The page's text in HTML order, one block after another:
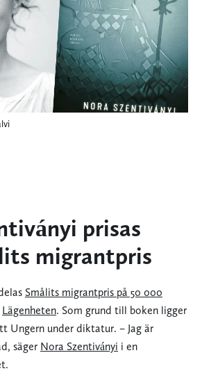
prisas
migrantpris
Smålits migrantpris på 50 000
Lägenheten. Som grund till boken ligger
Ungern under diktatur. – Jag är
säger Nora Szentiványi i en